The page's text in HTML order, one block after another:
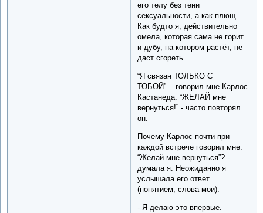
его телу без тени
сексуальности, а как плющ.
Как будто я, действительно
омела, которая сама не горит
и дубу, на котором растёт, не
даст сгореть.
“Я связан ТОЛЬКО С
ТОБОЙ”... говорил мне Карлос
Кастанеда. “ЖЕЛАЙ мне
вернуться!” - часто повторял
он.
Почему Карлос почти при
каждой встрече говорил мне:
“Желай мне вернуться”? -
думала я. Неожиданно я
услышала его ответ
(понятием, слова мои):
- Я делаю это впервые.